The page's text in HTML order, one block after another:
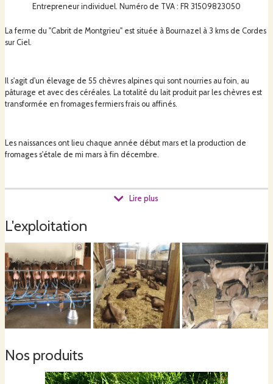
Entrepreneur individuel. Numéro de TVA : FR 31509823050
La ferme du "Cabrit de Montgrieu" est située à Bournazel à 3 kms de Cordes
sur Ciel.
Il s'agit d'un élevage de 55 chèvres alpines qui sont nourries au foin, au
pâturage et avec des céréales. La totalité du lait produit par les chèvres est
transformée en fromages fermiers frais ou affinés.
Les naissances ont lieu chaque année début mars et la production de
fromages s'étale de mi mars à fin décembre.
La fromagerie est ouverte tous les jours de 10h à 12h sauf le dimanche.
Si vous êtes intéressés, nous vous accueillerons avec grand plaisir pour vous
faire visiter l'élevage et vous présenter la fabrication des fromages.
Lire plus
L'exploitation
Nos produits